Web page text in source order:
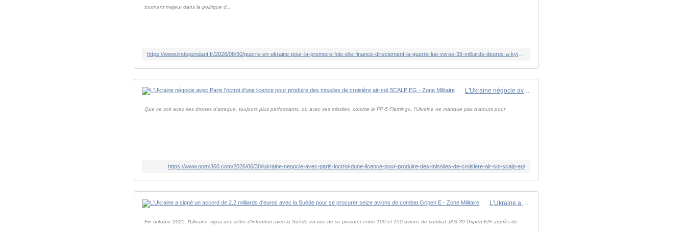
tournant majeur dans la politique d...
L'Ukraine négocie avec Paris l'octroi d'une licence pour produire des missiles de croisière air-sol SCALP EG - Zone Militaire
Que ce soit avec ses drones d'attaque, toujours plus performants, ou avec ses missiles, comme le FP-5 Flamingo, l'Ukraine ne manque pas d'atouts pour
https://www.opex360.com/2026/06/30/lukraine-negocie-avec-paris-loctroi-dune-licence-pour-produire-des-missiles-de-croisiere-air-sol-scalp-eg/
L'Ukraine a signé un accord de 2,2 milliards d'euros avec la Suède pour se procurer seize avions de combat Gripen E - Zone Militaire
Fin octobre 2025, l'Ukraine signa une lettre d'intention avec la Suède en vue de se procurer entre 100 et 150 avions de combat JAS-39 Gripen E/F auprès de